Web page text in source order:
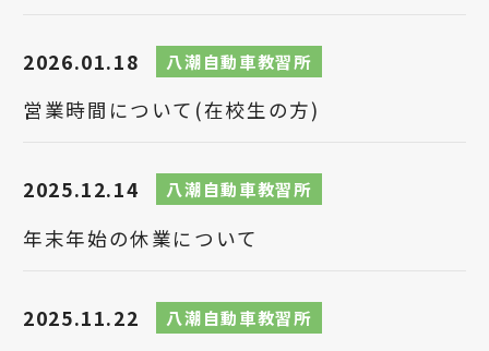
2026.01.18 八潮自動車教習所
営業時間について(在校生の方)
2025.12.14 八潮自動車教習所
年末年始の休業について
2025.11.22 八潮自動車教習所